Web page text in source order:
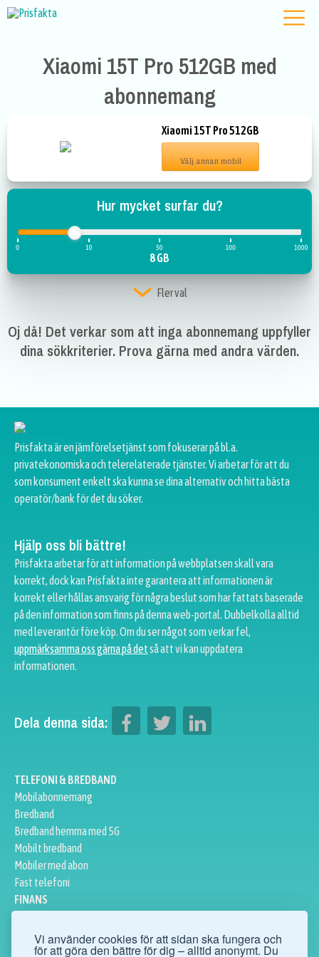
Vi använder cookies för att sidan ska fungera och
för att göra den bättre för dig – alltid anonymt. Du
Xiaomi 15T Pro 512GB med
abonnemang
Xiaomi 15T Pro 512GB
Välj annan mobil
Hur mycket surfar du?
0 10 50 100 1000
8 GB
Fler val
Oj då! Det verkar som att inga abonnemang uppfyller
dina sökkriterier. Prova gärna med andra värden.
Prisfakta är en jämförelsetjänst som fokuserar på bl.a.
privatekonomiska och telerelaterade tjänster. Vi arbetar för att du
som konsument enkelt ska kunna se dina alternativ och hitta bästa
operatör/bank för det du söker.
Hjälp oss bli bättre!
Prisfakta arbetar för att information på webbplatsen skall vara
korrekt, dock kan Prisfakta inte garantera att informationen är
korrekt eller hållas ansvarig för några beslut som har fattats baserade
på den information som finns på denna web-portal. Dubbelkolla alltid
med leverantör före köp. Om du ser något som verkar fel,
uppmärksamma oss gärna på detså att vi kan uppdatera
informationen.
Dela denna sida:
TELEFONI & BREDBAND
Mobilabonnemang
Bredband
Bredband hemma med 5G
Mobilt bredband
Mobiler med abon
Fast telefoni
FINANS
Företagslån
Sparkonto